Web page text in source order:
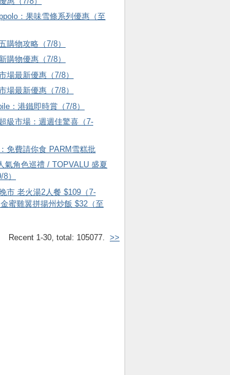
：果味雪條系列優惠（至
購物攻略（7/8）
購物優惠（7/8）
場最新優惠（7/8）
場最新優惠（7/8）
：港鐵即時賞（7/8）
級市場：週週佳驚喜（7-
免費請你食 PARM雪糕批
氣角色巡禮 / TOPVALU 盛夏
）
市 老火湯2人餐 $109（7-
蜜雞翼拼揚州炒飯 $32（至
Recent 1-30, total: 105077. >>